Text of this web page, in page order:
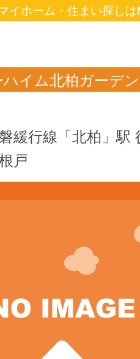
イホーム・住まい探し
イム北柏ガーデン
緩行線「北柏」駅
戸